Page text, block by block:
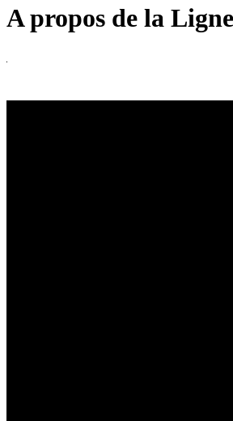
A propos de la